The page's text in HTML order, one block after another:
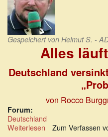
Gespeichert von Helmut S. -
Alles
Deutschland
von Rocco
Forum:
Deutschland
Weiterlesen über
Zum Verfassen